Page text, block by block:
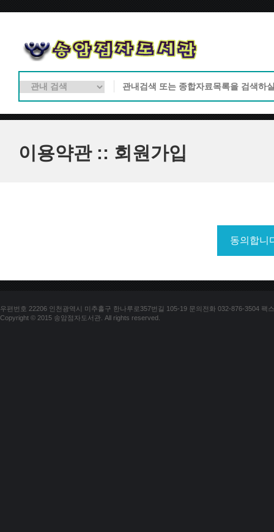
이용약관 :: 회원가입
우편번호 22206 인천광역시 미추홀구 한나루로357번길 105-19 문의전화 032-876-3504 팩
Copyright © 2015 송암점자도서관. All rights reserved.